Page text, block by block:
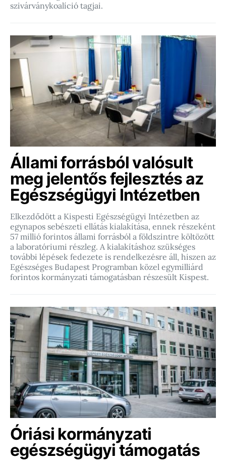
szivárványkoalíció tagjai.
Állami forrásból valósult
meg jelentős fejlesztés az
Egészségügyi Intézetben
Elkezdődött a Kispesti Egészségügyi Intézetben az
egynapos sebészeti ellátás kialakítása, ennek részeként
57 millió forintos állami forrásból a földszintre költözött
a laboratóriumi részleg. A kialakításhoz szükséges
további lépések fedezete is rendelkezésre áll, hiszen az
Egészséges Budapest Programban közel egymilliárd
forintos kormányzati támogatásban részesült Kispest.
Óriási kormányzati
egészségügyi támogatás